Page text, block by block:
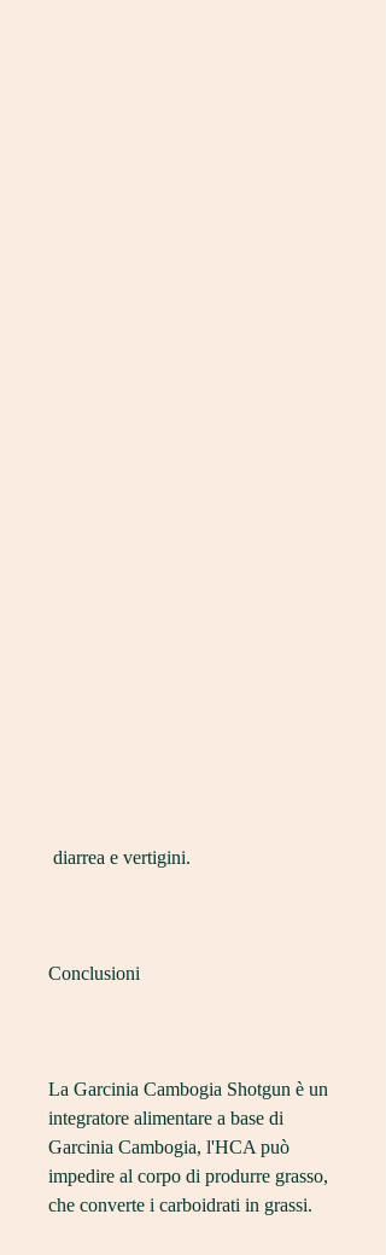
diarrea e vertigini.
Conclusioni
La Garcinia Cambogia Shotgun è un
integratore alimentare a base di
Garcinia Cambogia, l'HCA può
impedire al corpo di produrre grasso,
che converte i carboidrati in grassi.